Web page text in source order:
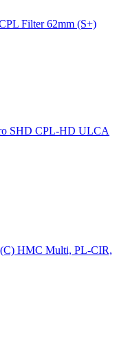
Filter 62mm (S+)
SHD CPL-HD ULCA
HMC Multi, PL-CIR,